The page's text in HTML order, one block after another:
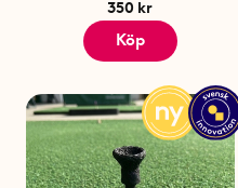
350 kr
Köp